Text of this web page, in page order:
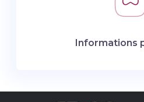
Informations